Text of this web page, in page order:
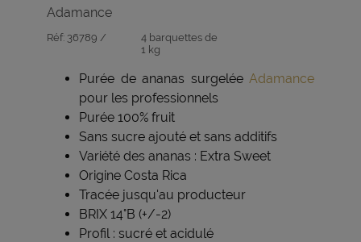
Adamance
Réf: 36789 /
4 barquettes de
1 kg
Purée de ananas surgelée Adamance
pour les professionnels
Purée 100% fruit
Sans sucre ajouté et sans additifs
Variété des ananas : Extra Sweet
Origine Costa Rica
Tracée jusqu'au producteur
BRIX 14°B (+/-2)
Profil : sucré et acidulé